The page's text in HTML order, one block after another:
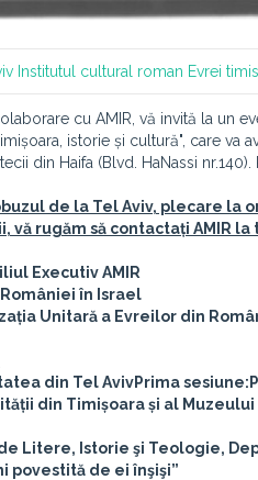
Institutul cultural roman Evrei
cu AMIR, vă invită la un
istorie și cultură", care va
din Haifa (Blvd. HaNassi
de la Tel Aviv, plecare la
rugăm să contactați AMIR
Executiv AMIR
în Israel
Unitară a Evreilor din
din Tel AvivPrima sesiune:
din Timișoara și al
Litere, Istorie şi Teologie,
povestită de ei înşişi”